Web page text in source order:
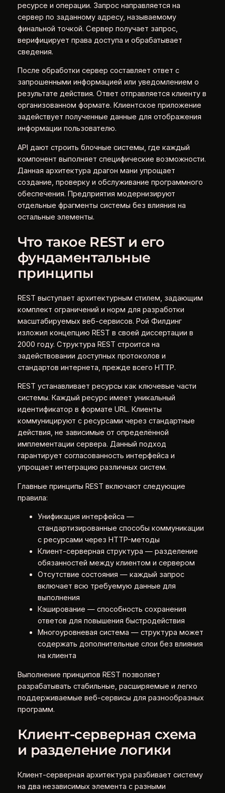
ресурсе и операции. Запрос направляется на
сервер по заданному адресу, называемому
финальной точкой. Сервер получает запрос,
верифицирует права доступа и обрабатывает
сведения.
После обработки сервер составляет ответ с
запрошенными информацией или уведомлением о
результате действия. Ответ отправляется клиенту в
организованном формате. Клиентское приложение
задействует полученные данные для отображения
информации пользователю.
API дают строить блочные системы, где каждый
компонент выполняет специфические возможности.
Данная архитектура драгон мани упрощает
создание, проверку и обслуживание программного
обеспечения. Предприятия модернизируют
отдельные фрагменты системы без влияния на
остальные элементы.
Что такое REST и его
фундаментальные
принципы
REST выступает архитектурным стилем, задающим
комплект ограничений и норм для разработки
масштабируемых веб-сервисов. Рой Филдинг
изложил концепцию REST в своей диссертации в
2000 году. Структура REST строится на
задействовании доступных протоколов и
стандартов интернета, прежде всего HTTP.
REST устанавливает ресурсы как ключевые части
системы. Каждый ресурс имеет уникальный
идентификатор в формате URL. Клиенты
коммуницируют с ресурсами через стандартные
действия, не зависимые от определённой
имплементации сервера. Данный подход
гарантирует согласованность интерфейса и
упрощает интеграцию различных систем.
Главные принципы REST включают следующие
правила:
Унификация интерфейса —
стандартизированные способы коммуникации
с ресурсами через HTTP-методы
Клиент-серверная структура — разделение
обязанностей между клиентом и сервером
Отсутствие состояния — каждый запрос
включает всю требуемую данные для
выполнения
Кэширование — способность сохранения
ответов для повышения быстродействия
Многоуровневая система — структура может
содержать дополнительные слои без влияния
на клиента
Выполнение принципов REST позволяет
разрабатывать стабильные, расширяемые и легко
поддерживаемые веб-сервисы для разнообразных
программ.
Клиент-серверная схема
и разделение логики
Клиент-серверная архитектура разбивает систему
на два независимых элемента с разными